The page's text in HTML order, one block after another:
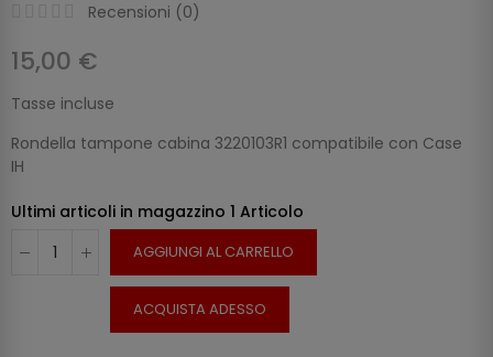
Recensioni (0)
15,00 €
Tasse incluse
Rondella tampone cabina 3220103R1 compatibile con Case
IH
Ultimi articoli in magazzino 1 Articolo
AGGIUNGI AL CARRELLO
ACQUISTA ADESSO